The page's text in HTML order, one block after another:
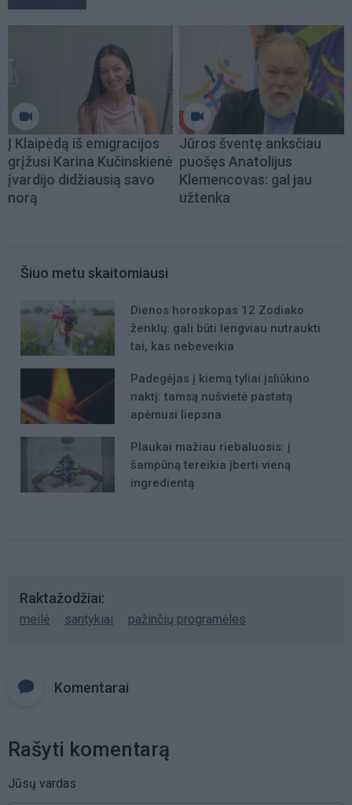
Į Klaipėdą iš emigracijos
grįžusi Karina Kučinskienė
įvardijo didžiausią savo
norą
Jūros šventę anksčiau
puošęs Anatolijus
Klemencovas: gal jau
užtenka
Šiuo metu skaitomiausi
Dienos horoskopas 12 Zodiako
ženklų: gali būti lengviau nutraukti
tai, kas nebeveikia
Padegėjas į kiemą tyliai įsliūkino
naktį: tamsą nušvietė pastatą
apėmusi liepsna
Plaukai mažiau riebaluosis: į
šampūną tereikia įberti vieną
ingredientą
Raktažodžiai
meilė santykiai pažinčių programėles
Komentarai
Rašyti komentarą
Jūsų vardas